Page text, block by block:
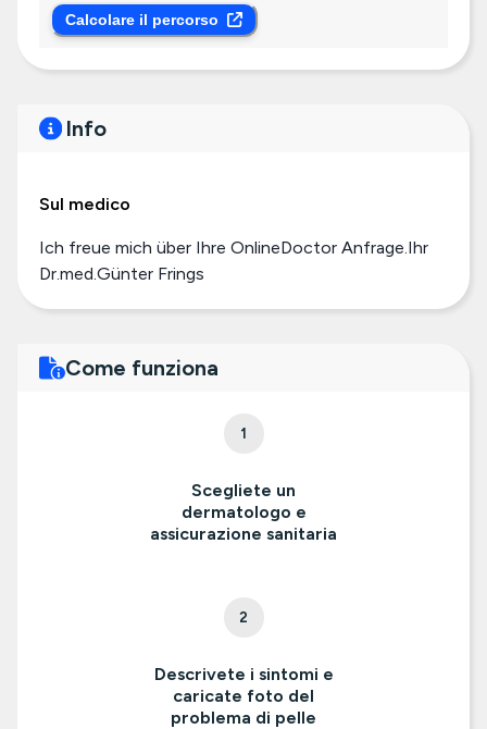
Calcolare il percorso
Info
Sul medico
Ich freue mich über Ihre OnlineDoctor Anfrage.Ihr
Dr.med.Günter Frings
Come funziona
1
Scegliete un
dermatologo e
assicurazione sanitaria
2
Descrivete i sintomi e
caricate foto del
problema di pelle